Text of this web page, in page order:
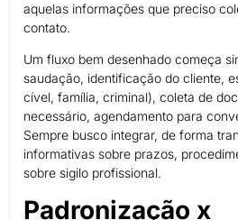
aquelas informações que preciso
contato.
Um fluxo bem desenhado começa
saudação, identificação do cliente,
cível, família, criminal), coleta de
necessário, agendamento para
Sempre busco integrar, de forma
informativas sobre prazos,
sobre sigilo profissional.
Padronização x